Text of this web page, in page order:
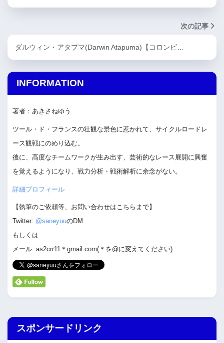
次の記事
ダルウィン・アタプマ(Darwin Atapuma)【コロンビ…
INFORMATION
著者：あきさねゆう
ツール・ド・フランスの壮観な景色に惹かれて、サイクルロードレ
ース観戦にのめり込む。
後に、高度なチームワークが生み出す、芸術的なレース展開に興奮
を覚えるようになり、戦力分析・戦術解析に余念がない。
詳細プロフィール
【執筆のご依頼等、お問い合わせはこちらまで】
Twitter: @saneyuuのDM
もしくは
メール: as2crr11＊gmail.com(＊を@に変えてください)
スポンサードリンク